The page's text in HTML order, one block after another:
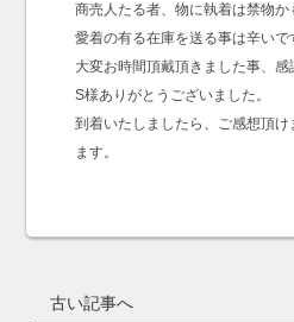
商売人たる者、物に執着は禁物か
愛着の有る在庫を送る事は辛いで
大変お時間頂戴頂きました事、感
S様ありがとうございました。
到着いたしましたら、ご感想頂
ます。
古い記事へ